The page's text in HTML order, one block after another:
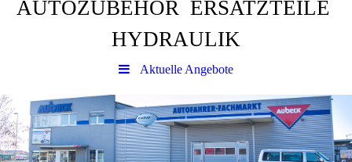
AUTOZUBEHÖR ERSATZTEILE
HYDRAULIK
Aktuelle Angebote